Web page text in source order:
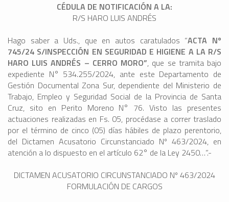
CÉDULA DE NOTIFICACIÓN A LA:
R/S HARO LUIS ANDRÉS
Hago saber a Uds., que en autos caratulados “ACTA Nº
745/24 S/INSPECCIÓN EN SEGURIDAD E HIGIENE A LA R/S
HARO LUIS ANDRÉS – CERRO MORO”, que se tramita bajo
expediente N° 534.255/2024, ante este Departamento de
Gestión Documental Zona Sur, dependiente del Ministerio de
Trabajo, Empleo y Seguridad Social de la Provincia de Santa
Cruz, sito en Perito Moreno N° 76. Visto las presentes
actuaciones realizadas en Fs. 05, procédase a correr traslado
por el término de cinco (05) días hábiles de plazo perentorio,
del Dictamen Acusatorio Circunstanciado Nº 463/2024, en
atención a lo dispuesto en el artículo 62° de la Ley 2450…”.-
DICTAMEN ACUSATORIO CIRCUNSTANCIADO Nº 463/2024
FORMULACIÓN DE CARGOS